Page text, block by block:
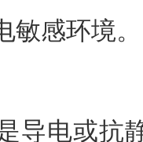
感环境。
导电或抗